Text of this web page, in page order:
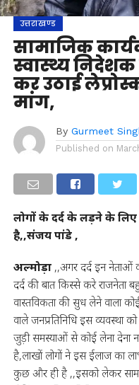
उत्तराखण्ड
सामाजिक
स्वास्थ्य
कर उठाई
मांग,
By Gurmeet
Published on
लोगों के दर्द के लड़ने के लिए
है,,संजय पांडे ,
अल्मोड़ा ,,अगर दर्द इन नेताओं
दर्द की बात किस्से करे राजनेता
वास्तविकता की सुध लेने वाला
वाले जनप्रतिनिधि इस व्यवस्था
जुड़ी समस्याओं से कोई लेना देना
है,लाखों लोगों ने इस ईलाज का
कुछ और ही है ,,इसको लेकर